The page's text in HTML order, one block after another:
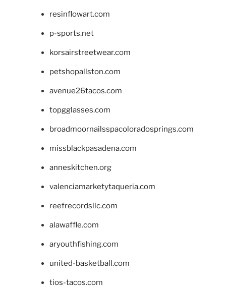
resinflowart.com
p-sports.net
korsairstreetwear.com
petshopallston.com
avenue26tacos.com
topgglasses.com
broadmoornailsspacoloradosprings.com
missblackpasadena.com
anneskitchen.org
valenciamarketytaqueria.com
reefrecordsllc.com
alawaffle.com
aryouthfishing.com
united-basketball.com
tios-tacos.com